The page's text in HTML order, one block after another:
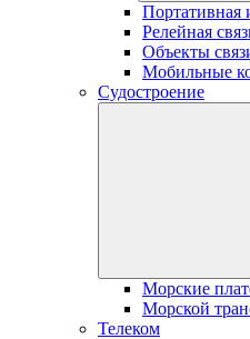
Портативная
Релейная
Объекты
Мобильные
Судостроение
Морские
Морской
Телеком